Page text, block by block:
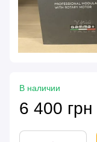
В наличии
6 400 грн